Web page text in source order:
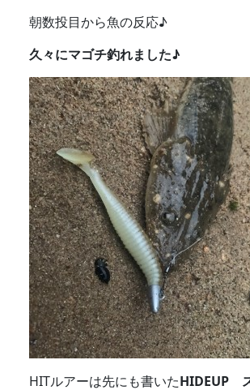
朝数投目から魚の反応♪
久々にマゴチ釣れました♪
HITルアーは先にも書いたHIDEUP